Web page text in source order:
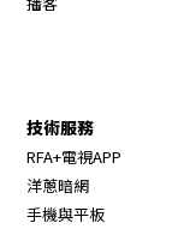
技術服務
RFA+電視APP
洋蔥暗網
手機與平板